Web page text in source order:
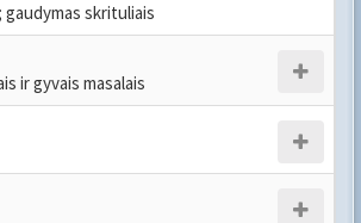
gaudymas skrituliais
ir gyvais masalais